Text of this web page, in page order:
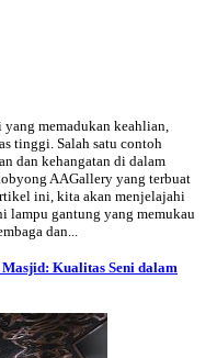
yang memadukan keahlian,
tinggi. Salah satu contoh
dan kehangatan di dalam
AAGallery yang terbuat
ini, kita akan menjelajahi
lampu gantung yang memukau
dan...
Kualitas Seni dalam